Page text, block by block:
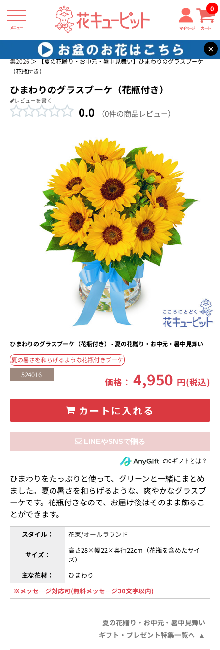
メニュー マイページ カート
0
×
花キューピット
夏の花贈り・お中元・暑中見舞い ギフト・プレゼント特
集2026
【夏の花贈り・お中元・暑中見舞い】ひまわりのグラスブーケ
（花瓶付き）
ひまわりのグラスブーケ（花瓶付き）
レビューを書く
0.0 （0件の商品レビュー）
ひまわりのグラスブーケ（花瓶付き） - 夏の花贈り・お中元・暑中見舞い
夏の暑さを和らげるような花瓶付きブーケ
524016
価格：4,950 円(税込)
カートに入れる
住所を知らない相手にeギフトで贈るのeギフトとは？
ひまわりをたっぷりと使って、グリーンと一緒にまとめ
ました。夏の暑さを和らげるような、爽やかなグラスブ
ーケです。花瓶付きなので、お届け後はそのまま飾るこ
とができます。
スタイル： 花束/オールラウンド
サイズ：
高さ28×幅22×奥行22cm（花瓶を含めたサイ
ズ）
主な花材：
ひまわり
※メッセージ対応可(無料メッセージ30文字以内)
夏の花贈り・お中元・暑中見舞い
ギフト・プレゼント特集一覧へ